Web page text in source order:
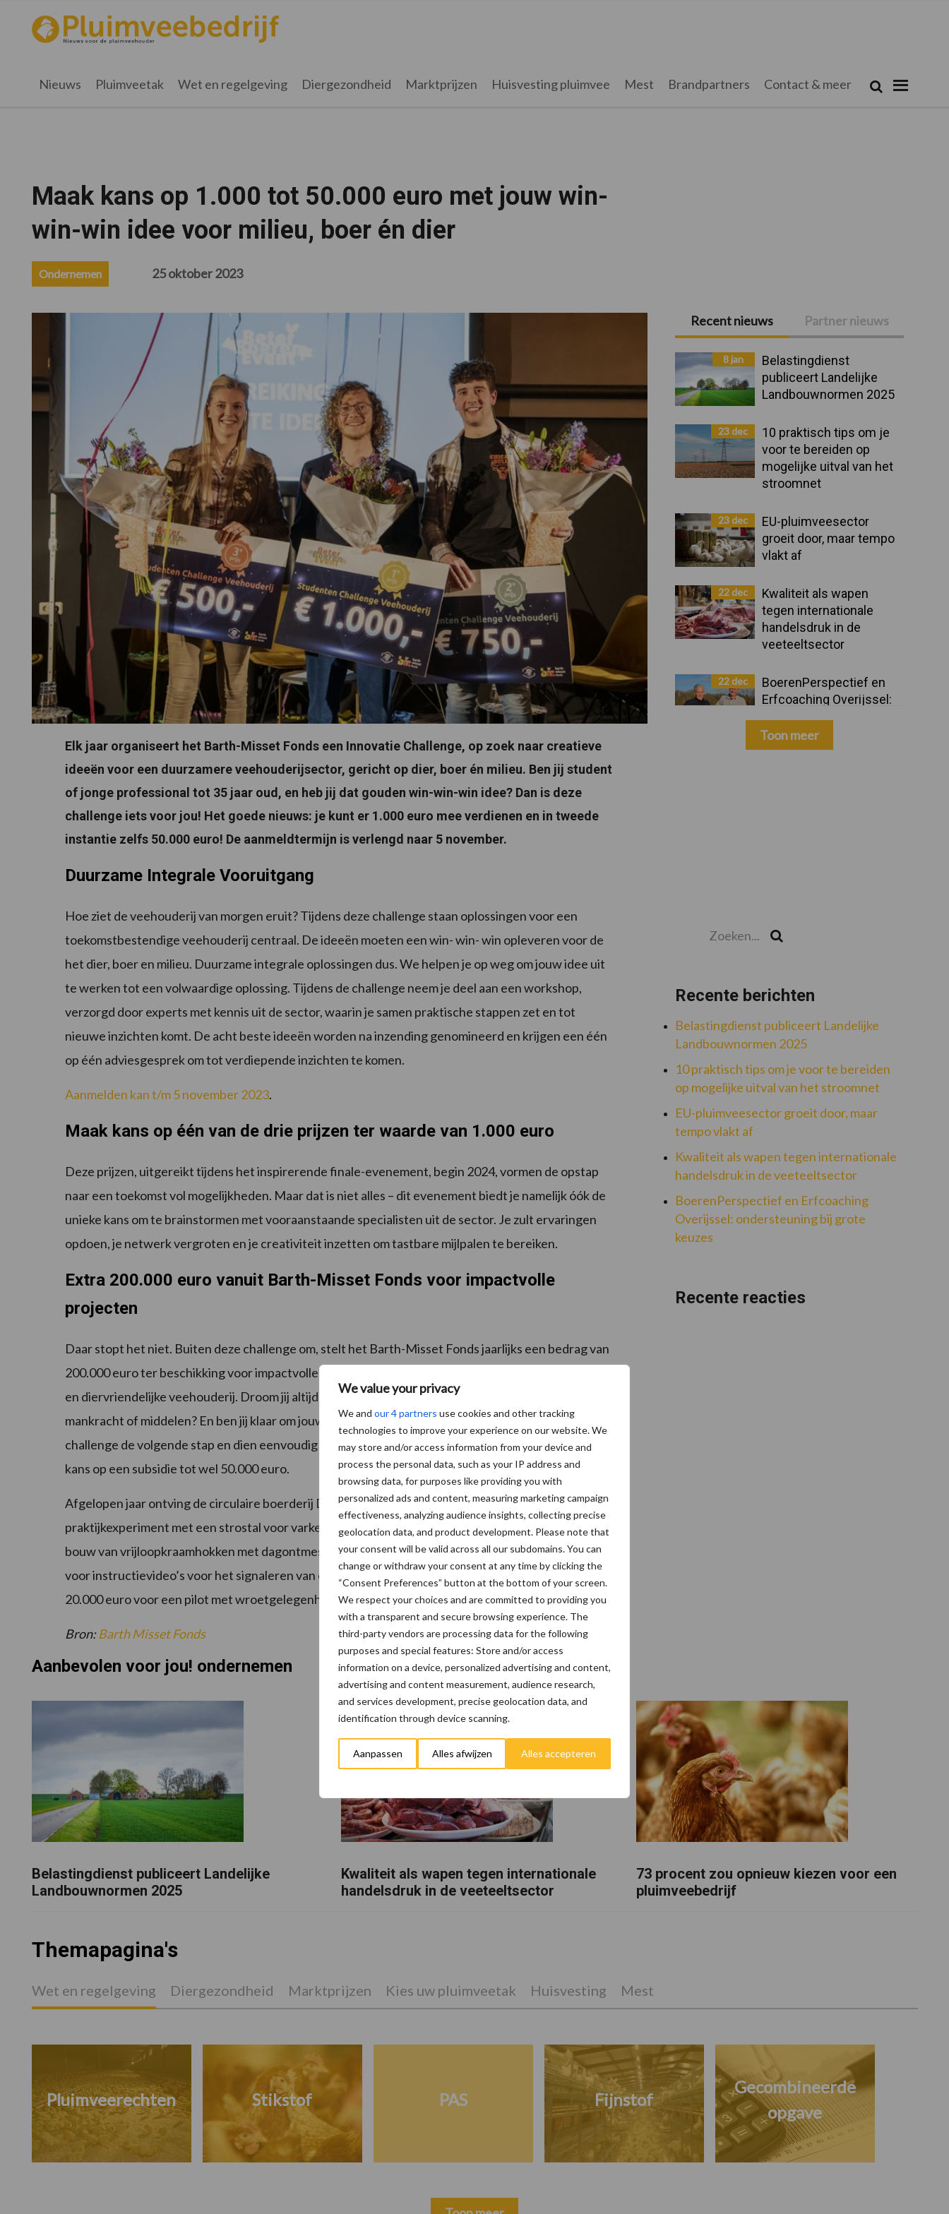
We value your privacy
We and our 4 partners use cookies and other tracking
technologies to improve your experience on our website. We
may store and/or access information from your device and
process the personal data, such as your IP address and
browsing data, for purposes like providing you with
personalized ads and content, measuring marketing campaign
effectiveness, analyzing audience insights, collecting precise
geolocation data, and product development. Please note that
your consent will be valid across all our subdomains. You can
change or withdraw your consent at any time by clicking the
“Consent Preferences” button at the bottom of your screen.
We respect your choices and are committed to providing you
with a transparent and secure browsing experience. The
third-party vendors are processing data for the following
purposes and special features: Store and/or access
information on a device, personalized advertising and content,
advertising and content measurement, audience research,
and services development, precise geolocation data, and
identification through device scanning.
Aanpassen Alles afwijzen Alles accepteren
hoofdnavigatie
hoofd
eerste
voettekst
pluimveebedrijf.nl
Nieuws
voor
Nieuws Pluimveetak Wet en regelgeving Diergezondheid Marktprijzen Huisvesting pluimvee Mest Brandpartners Contact & meer Zoek
Maak kans op 1.000 tot 50.000 euro met jouw win-
win-win idee voor milieu, boer én dier
Ondernemen 25 oktober 2023
Elk jaar organiseert het Barth-Misset Fonds een Innovatie Challenge, op zoek naar creatieve
ideeën voor een duurzamere veehouderijsector, gericht op dier, boer én milieu. Ben jij student
of jonge professional tot 35 jaar oud, en heb jij dat gouden win-win-win idee? Dan is deze
challenge iets voor jou! Het goede nieuws: je kunt er 1.000 euro mee verdienen en in tweede
instantie zelfs 50.000 euro! De aanmeldtermijn is verlengd naar 5 november.
Duurzame Integrale Vooruitgang
Hoe ziet de veehouderij van morgen eruit? Tijdens deze challenge staan oplossingen voor een
toekomstbestendige veehouderij centraal. De ideeën moeten een win- win- win opleveren voor de
het dier, boer en milieu. Duurzame integrale oplossingen dus. We helpen je op weg om jouw idee uit
te werken tot een volwaardige oplossing. Tijdens de challenge neem je deel aan een workshop,
verzorgd door experts met kennis uit de sector, waarin je samen praktische stappen zet en tot
nieuwe inzichten komt. De acht beste ideeën worden na inzending genomineerd en krijgen een één
op één adviesgesprek om tot verdiepende inzichten te komen.
Aanmelden kan t/m 5 november 2023.
Maak kans op één van de drie prijzen ter waarde van 1.000 euro
Deze prijzen, uitgereikt tijdens het inspirerende finale-evenement, begin 2024, vormen de opstap
naar een toekomst vol mogelijkheden. Maar dat is niet alles – dit evenement biedt je namelijk óók de
unieke kans om te brainstormen met vooraanstaande specialisten uit de sector. Je zult ervaringen
opdoen, je netwerk vergroten en je creativiteit inzetten om tastbare mijlpalen te bereiken.
Extra 200.000 euro vanuit Barth-Misset Fonds voor impactvolle
projecten
Daar stopt het niet. Buiten deze challenge om, stelt het Barth-Misset Fonds jaarlijks een bedrag van
200.000 euro ter beschikking voor impactvolle projecten die bijdragen aan een toekomstbestendige
en diervriendelijke veehouderij. Droom jij altijd al van een sterk idee maar ontbreekt het je aan
mankracht of middelen? En ben jij klaar om jouw visie in de praktijk te brengen? Zet dan na deze
challenge de volgende stap en dien eenvoudig een vooraanvraag voor jouw project in. Je maakt dan
kans op een subsidie tot wel 50.000 euro.
Afgelopen jaar ontving de circulaire boerderij De Goed Gevulde 50.000 euro voor een
praktijkexperiment met een strostal voor varkens, De Hoeve Innovatie ontving 24.000 euro voor de
bouw van vrijloopkraamhokken met dagontmesting, de Vakbond voor Dieren ontving 50.000 euro
voor instructievideo’s voor het signaleren van onbehagen bij koeien en Rodebeek Livar ontving
20.000 euro voor een pilot met wroetgelegenheid voor gespeende biggen in een buitenuitloop.
Bron:Barth Misset Fonds
Primaire
Sidebar
Recent nieuws Partner nieuws
8 jan
Belastingdienst
publiceert Landelijke
Landbouwnormen 2025
23 dec
10 praktisch tips om je
voor te bereiden op
mogelijke uitval van het
stroomnet
23 dec
EU-pluimveesector
groeit door, maar tempo
vlakt af
22 dec
Kwaliteit als wapen
tegen internationale
handelsdruk in de
veeteeltsector
22 dec
BoerenPerspectief en
Erfcoaching Overijssel:
ondersteuning bij grote
keuzes
Toon meer
Recente berichten
Belastingdienst publiceert Landelijke
Landbouwnormen 2025
10 praktisch tips om je voor te bereiden
op mogelijke uitval van het stroomnet
EU-pluimveesector groeit door, maar
tempo vlakt af
Kwaliteit als wapen tegen internationale
handelsdruk in de veeteeltsector
BoerenPerspectief en Erfcoaching
Overijssel: ondersteuning bij grote
keuzes
Recente reacties
Aanbevolen voor jou! ondernemen
Belastingdienst publiceert Landelijke
Landbouwnormen 2025
Kwaliteit als wapen tegen internationale
handelsdruk in de veeteeltsector
73 procent zou opnieuw kiezen voor een
pluimveebedrijf
Themapagina's
Wet en regelgeving Diergezondheid Marktprijzen Kies uw pluimveetak Huisvesting Mest
Pluimveerechten Stikstof PAS Fijnstof
Gecombineerde
opgave